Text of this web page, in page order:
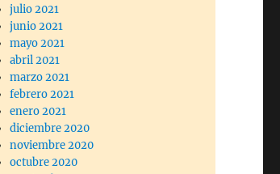
julio 2021
junio 2021
mayo 2021
abril 2021
marzo 2021
febrero 2021
enero 2021
diciembre 2020
noviembre 2020
octubre 2020